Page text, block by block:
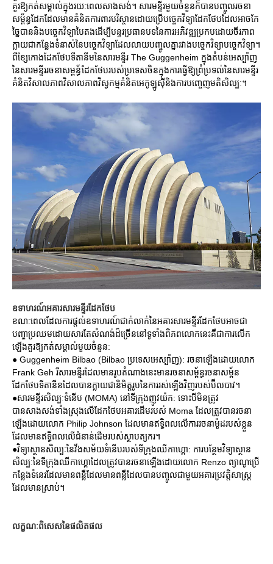
គួរឱ្យកត់សម្គាល់ក្នុងរយៈពេលសាងសង់។ សារមន្ទីរមួយចំនួនក៏បានបញ្ចូលរចនា
សម្ព័ន្ធដែកដែលមានគំនិតការពារបរិស្ថានដោយប្រើបច្ចេកវិទ្យាដែកថែបដែលអាចកែ
ច្នៃបាននិងបច្ចេកវិទ្យាបៃតងដើម្បីបន្ទរប្រធានបទនៃការអភិវឌ្ឍប្រកបដោយចីរភាព
ក្លាយជាកន្លែងទំនាស់នៃបច្ចេកវិទ្យាដែលលាយបញ្ចូលគ្នារវាងបច្ចេកវិទ្យាបច្ចេកវិទ្យា។
ពីខ្សែកោងដែកថែបទីតានីមនៃសារមន្ទីរ The Guggenheim ក្នុងតំបន់អេស្ប៉ាញ
នៃសារមន្ទីររចនាសម្ពន្ធ័ដែកថែបរបស់ប្រទេសចិនក្នុងការធ្វើឱ្យព្រំប្រទល់នៃសារមន្ទីរ
គំនិតវិសាលភាពវិសាលភាពវិស្វកម្មគំនិតអេកូឡូស៊ីនិងការបញ្ចេញមតិសិល្បៈ។
ឧទាហរណ៍អគារសារមន្ទីរដែកថែប
ខណៈពេលដែលការផ្តល់ឧទាហរណ៍ជាក់លាក់នៃអគារសារមន្ទីរដែកថែបអាចជា
បញ្ហាប្រឈមដោយសារតែសំណង់ដ៏ច្រើននៅទូទាំងពិភពលោកនេះគឺជាការលើក
ឡើងគួរឱ្យកត់សម្គាល់មួយចំនួន:
● Guggenheim Bilbao (Bilbao ប្រទេសអេស្ប៉ាញ): រចនាឡើងដោយលោក
Frank Geh រីសារមន្ទីរដែលមានរូបតំណាងនេះមានរចនាសម្ព័ន្ធរចនាសម្ព័ន
ដែកថែបទីតានីនដែលបានក្លាយជានិមិត្តរូបនៃការរស់ឡើងវិញរបស់ប៊ីលបាវ។
●សារមន្ទីរសិល្បៈទំនើប (MOMA) នៅទីក្រុងញូវយ៉ក: ទោះបីមិនត្រូវ
បានសាងសង់ទាំងស្រុងលើដែកថែបអគារដើមរបស់ Moma ដែលត្រូវបានរចនា
ឡើងដោយលោក Philip Johnson ដែលមានឥទ្ធិពលលើការរចនាម៉ូដរបស់ខ្លួន
ដែលមានឥទ្ធិពលលើជំនាន់ដើមរបស់ស្ថាបត្យករ។
●វិទ្យាស្ថានសិល្បៈនៃវីងសម័យទំនើបរបស់ទីក្រុងឈីកាហ្គោ: ការបន្ថែមវិទ្យាស្ថាន
សិល្បៈនៃទីក្រុងឈីកាហ្គោដែលត្រូវបានរចនាឡើងដោយលោក Renzo ព្យាណូប្រើ
កន្លែងទំនេរដែលមានពន្លឺដែលមានពន្លឺដែលបានបញ្ចូលជាមួយអគារប្រវត្តិសាស្ត្រ
ដែលមានស្រាប់។
លក្ខណៈពិសេសនៃផលិតផល